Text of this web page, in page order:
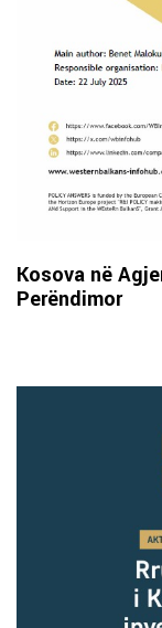
Kosova në
Perëndimor